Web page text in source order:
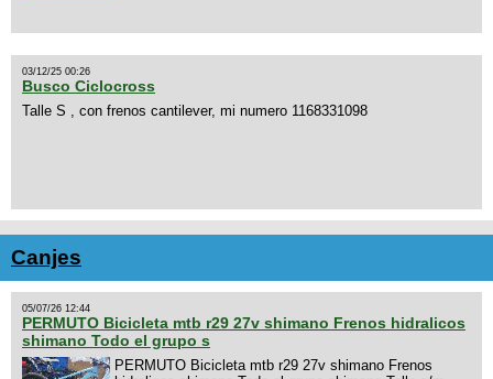
03/12/25 00:26
Busco Ciclocross
Talle S , con frenos cantilever, mi numero 1168331098
Canjes
05/07/26 12:44
PERMUTO Bicicleta mtb r29 27v shimano Frenos hidralicos
shimano Todo el grupo s
PERMUTO Bicicleta mtb r29 27v shimano Frenos